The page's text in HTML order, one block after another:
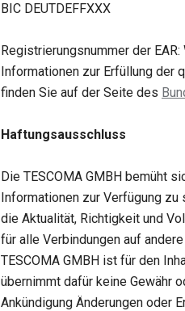
BIC DEUTDEFFXXX
Registrierungsnummer der EAR:
Informationen zur Erfüllung der
finden Sie auf der Seite des
Haftungsausschluss
Die TESCOMA GMBH bemüht
Informationen zur Verfügung zu
die Aktualität, Richtigkeit und
für alle Verbindungen auf
TESCOMA GMBH ist für den
übernimmt dafür keine Gewähr
Ankündigung Änderungen oder